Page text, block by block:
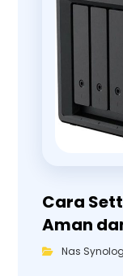
Cara
Aman
Nas